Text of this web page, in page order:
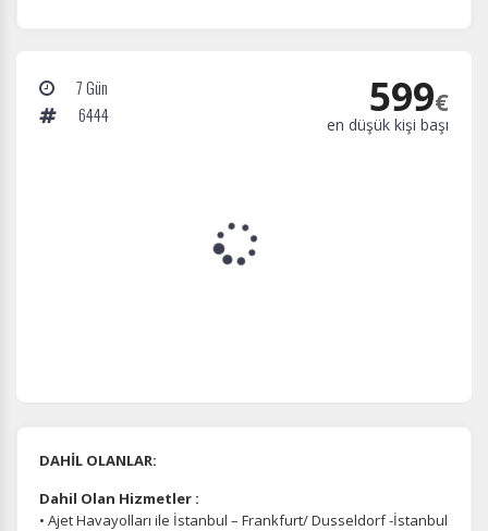
7 Gün
6444
599€
en düşük kişi başı
DAHİL OLANLAR:
Dahil Olan Hizmetler :
• Ajet Havayolları ile İstanbul – Frankfurt/ Dusseldorf -İstanbul